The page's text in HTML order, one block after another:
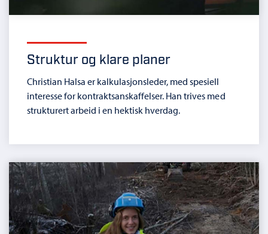
Struktur og klare planer
Christian Halsa er kalkulasjonsleder, med spesiell
interesse for kontraktsanskaffelser. Han trives med
strukturert arbeid i en hektisk hverdag.